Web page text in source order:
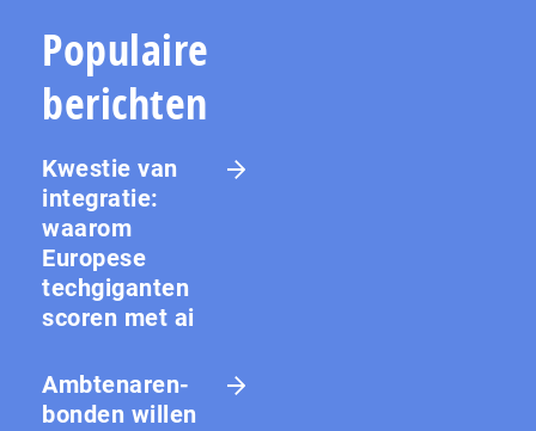
Populaire
berichten
Kwestie van
integratie:
waarom
Europese
techgiganten
scoren met ai
Amb­te­na­ren­
bon­den willen